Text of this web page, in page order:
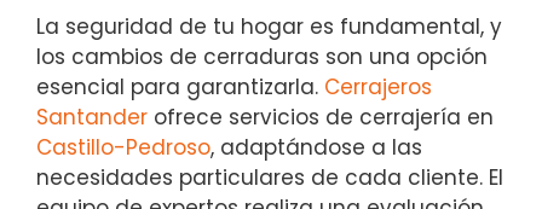
La seguridad de tu hogar es fundamental, y
los cambios de cerraduras son una opción
esencial para garantizarla. Cerrajeros
Santander ofrece servicios de cerrajería en
Castillo-Pedroso, adaptándose a las
necesidades particulares de cada cliente. El